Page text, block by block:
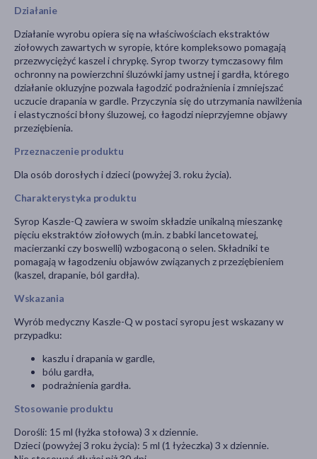
Działanie
Działanie wyrobu opiera się na właściwościach ekstraktów
ziołowych zawartych w syropie, które kompleksowo pomagają
przezwyciężyć kaszel i chrypkę. Syrop tworzy tymczasowy film
ochronny na powierzchni śluzówki jamy ustnej i gardła, którego
działanie okluzyjne pozwala łagodzić podrażnienia i zmniejszać
uczucie drapania w gardle. Przyczynia się do utrzymania nawilżenia
i elastyczności błony śluzowej, co łagodzi nieprzyjemne objawy
przeziębienia.
Przeznaczenie produktu
Dla osób dorosłych i dzieci (powyżej 3. roku życia).
Charakterystyka produktu
Syrop Kaszle-Q zawiera w swoim składzie unikalną mieszankę
pięciu ekstraktów ziołowych (m.in. z babki lancetowatej,
macierzanki czy boswelli) wzbogaconą o selen. Składniki te
pomagają w łagodzeniu objawów związanych z przeziębieniem
(kaszel, drapanie, ból gardła).
Wskazania
Wyrób medyczny Kaszle-Q w postaci syropu jest wskazany w
przypadku:
kaszlu i drapania w gardle,
bólu gardła,
podrażnienia gardła.
Stosowanie produktu
Dorośli: 15 ml (łyżka stołowa) 3 x dziennie.
Dzieci (powyżej 3 roku życia): 5 ml (1 łyżeczka) 3 x dziennie.